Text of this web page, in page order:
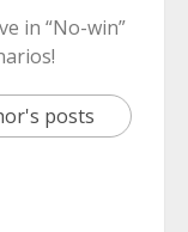
in “No-win”
posts